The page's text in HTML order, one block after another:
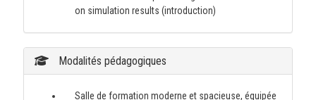
on simulation results (introduction)
Modalités pédagogiques
Salle de formation moderne et spacieuse, équipée